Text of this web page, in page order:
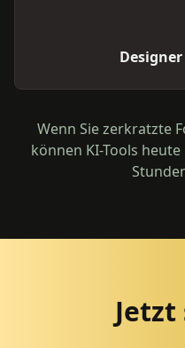
Wenn Sie zerkratzte
können KI-Tools